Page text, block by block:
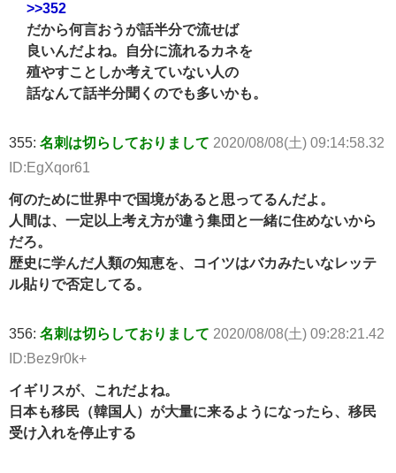
>>352
だから何言おうが話半分で流せば
良いんだよね。自分に流れるカネを
殖やすことしか考えていない人の
話なんて話半分聞くのでも多いかも。
355: 名刺は切らしておりまして 2020/08/08(土) 09:14:58.32
ID:EgXqor61
何のために世界中で国境があると思ってるんだよ。
人間は、一定以上考え方が違う集団と一緒に住めないから
だろ。
歴史に学んだ人類の知恵を、コイツはバカみたいなレッテ
ル貼りで否定してる。
356: 名刺は切らしておりまして 2020/08/08(土) 09:28:21.42
ID:Bez9r0k+
イギリスが、これだよね。
日本も移民（韓国人）が大量に来るようになったら、移民
受け入れを停止する